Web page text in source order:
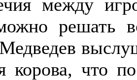
между
решать
корова, что